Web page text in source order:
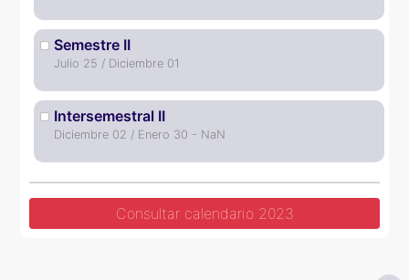
Semestre II
Julio 25 / Diciembre 01
Intersemestral II
Diciembre 02 / Enero 30 - NaN
Consultar calendario 2023